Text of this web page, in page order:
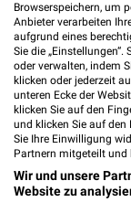
ab Mo. den
Gültig von 10.
📅
Browserspeichern, um
Anbieter verarbeiten
aufgrund eines
Sie die
oder verwalten, indem
klicken oder jederzeit
unteren Ecke der
klicken Sie auf den
und klicken Sie auf den
Sie Ihre Einwilligung
Partnern mitgeteilt und
Wir und unsere
Website zu